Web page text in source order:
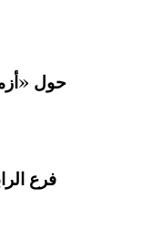
حول
فرع